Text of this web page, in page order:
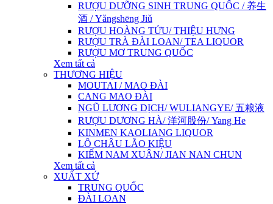
RƯỢU DƯỠNG SINH TRUNG QUỐC / 养生
酒 / Yǎngshēng Jiǔ
RƯỢU HOÀNG TỬU/ THIỆU HƯNG
RƯỢU TRÀ ĐÀI LOAN/ TEA LIQUOR
RƯỢU MƠ TRUNG QUỐC
Xem tất cả
THƯƠNG HIỆU
MOUTAI / MAO ĐÀI
CANG MAO ĐÀI
NGŨ LƯƠNG DỊCH/ WULIANGYE/ 五粮液
RƯỢU DƯƠNG HÀ/ 洋河股份/ Yang He
KINMEN KAOLIANG LIQUOR
LÔ CHÂU LÃO KIỆU
KIẾM NAM XUÂN/ JIAN NAN CHUN
Xem tất cả
XUẤT XỨ
TRUNG QUỐC
ĐÀI LOAN